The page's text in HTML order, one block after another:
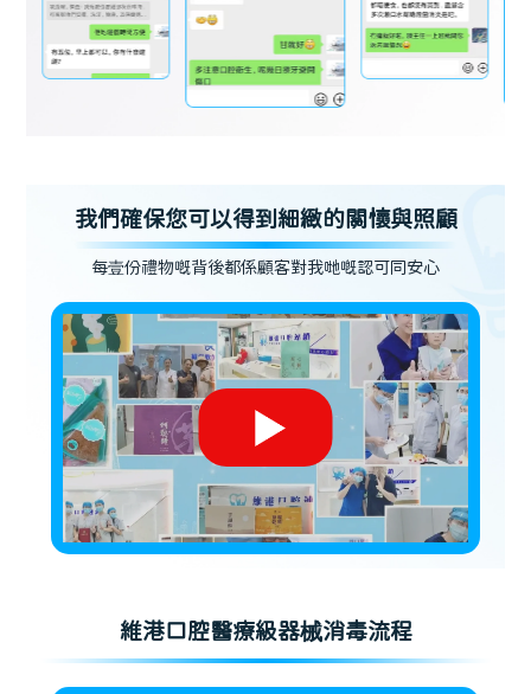
我們確保您可以得到細緻的關懷與照顧
每壹份禮物嘅背後都係顧客對我哋嘅認可同安心
維港口腔醫療級器械消毒流程